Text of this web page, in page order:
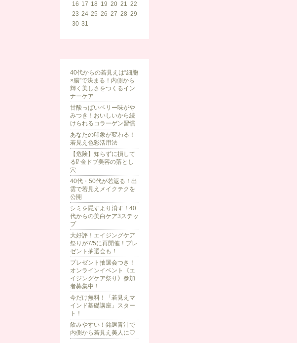
16 17 18 19 20 21 22
23 24 25 26 27 28 29
30 31
40代からの若見えは“細胞
×腸”で決まる！内側から
輝く美しさをつくるイン
ナーケア
甘酸っぱいベリー味がや
みつき！おいしいから続
けられるコラーゲン習慣
あなたの印象が変わる！
若見え色彩活用法
【危険】知らずに損して
る⁉ 金ドブ美容の落とし
穴
40代・50代が若返る！出
雲で若見えメイクテクを
公開
シミを隠すより消す！40
代からの美白ケア3ステッ
プ
大好評！エイジングケア
祭りが7/5に再開催！プレ
ゼント抽選会も！
プレゼント抽選会つき！
オンラインイベント《エ
イジングケア祭り》参加
者募集中！
今だけ無料！「若見えマ
インド基礎講座」スター
ト！
飲みやすい！銘選青汁で
内側から若見え美人に♡